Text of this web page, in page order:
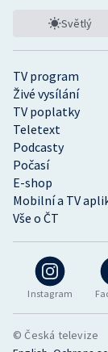
Instagram
TV program
Živé vysílání
TV poplatky
Teletext
Podcasty
Počasí
E-shop
Mobilní a TV
Vše o ČT
Světlý
© Česká televize